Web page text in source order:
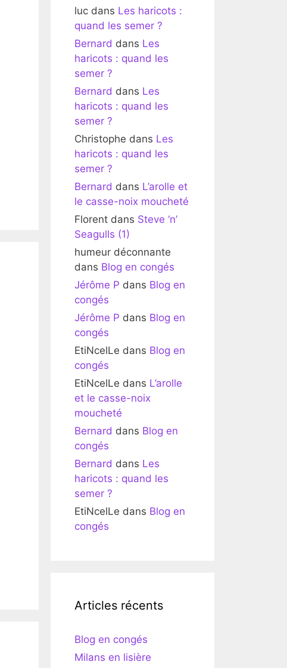
luc dans Les haricots :
quand les semer ?
Bernard dans Les
haricots : quand les
semer ?
Bernard dans Les
haricots : quand les
semer ?
Christophe dans Les
haricots : quand les
semer ?
Bernard dans L’arolle et
le casse-noix moucheté
Florent dans Steve ‘n’
Seagulls (1)
humeur déconnante
dans Blog en congés
Jérôme P dans Blog en
congés
Jérôme P dans Blog en
congés
EtiNcelLe dans Blog en
congés
EtiNcelLe dans L’arolle
et le casse-noix
moucheté
Bernard dans Blog en
congés
Bernard dans Les
haricots : quand les
semer ?
EtiNcelLe dans Blog en
congés
Articles récents
Blog en congés
Milans en lisière